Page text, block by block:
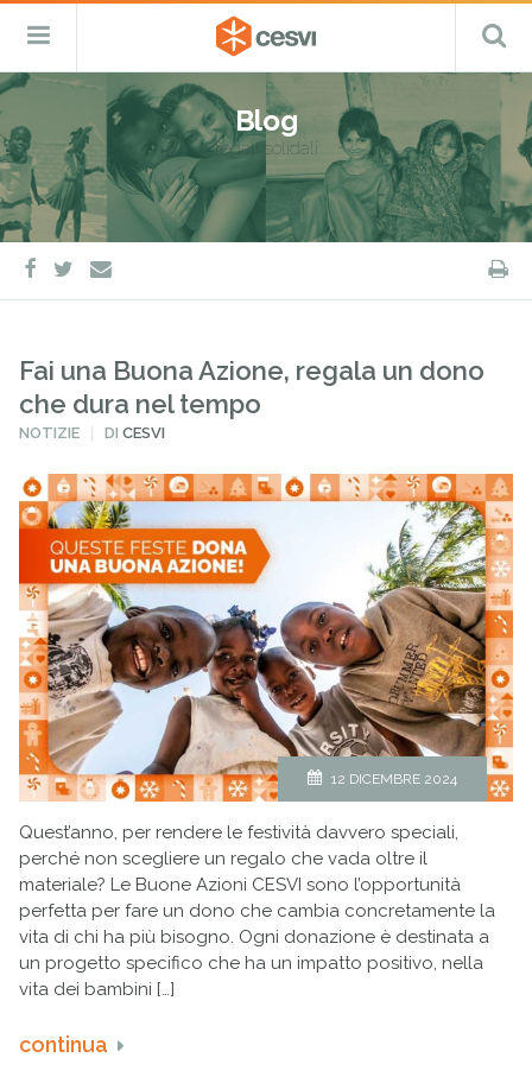
Salta
al
contenuto
CESVI
Fondazione
–
ETS
Cooperazione,
Emergenza
e
Sviluppo
Menu
Blog
regali solidali
facebook
twitter
e-
mail
Fai una Buona Azione, regala un dono
che dura nel tempo
PUBBLICATO
NOTIZIE DICESVI
12 DICEMBRE 2024
Quest’anno, per rendere le festività davvero speciali,
perché non scegliere un regalo che vada oltre il
materiale? Le Buone Azioni CESVI sono l’opportunità
perfetta per fare un dono che cambia concretamente la
vita di chi ha più bisogno. Ogni donazione è destinata a
un progetto specifico che ha un impatto positivo, nella
vita dei bambini […]
continua